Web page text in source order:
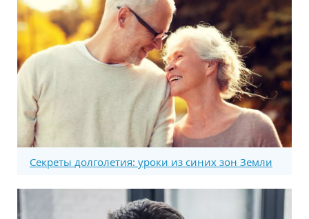
Секреты долголетия: уроки из синих зон Земли